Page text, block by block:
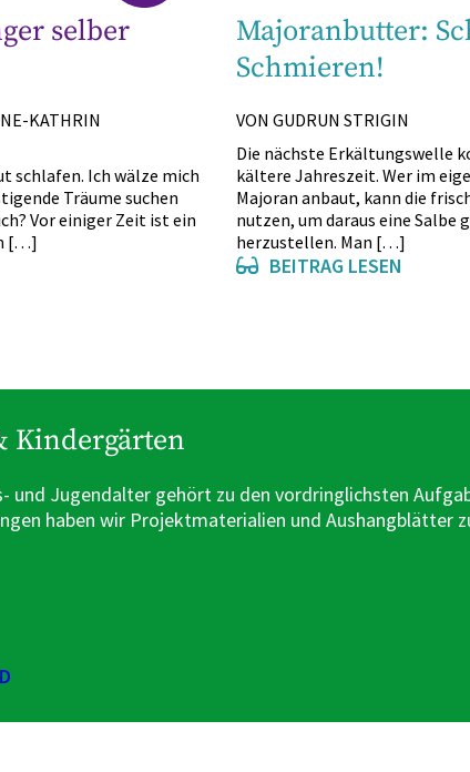
selber
KATHRIN
schlafen. Ich wälze mich
Träume suchen
Vor einiger Zeit ist ein
[…]
Majoranbutter:
Schmieren!
VON GUDRUN STRIGIN
Die nächste Erkältungswelle
kältere Jahreszeit. Wer im
Majoran anbaut, kann die
nutzen, um daraus eine Salbe
herzustellen. Man […]
BEITRAG LESEN
Kindergärten
und Jugendalter gehört zu den vordringlichsten
haben wir Projektmaterialien und Aushangblätter